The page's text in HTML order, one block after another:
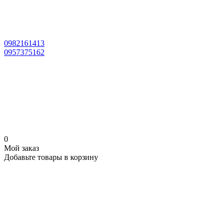
0982161413
0957375162
0
Мой заказ
Добавьте товары в корзину